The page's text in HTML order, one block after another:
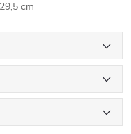
cm